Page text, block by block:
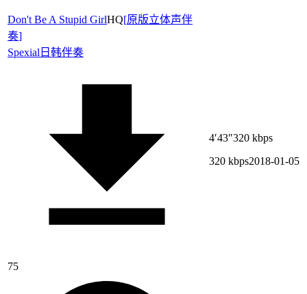
Don't Be A Stupid GirlHQ[原版立体声伴
奏]
Spexial 日韩伴奏
75
4′43″320 kbps
320 kbps2018-01-05